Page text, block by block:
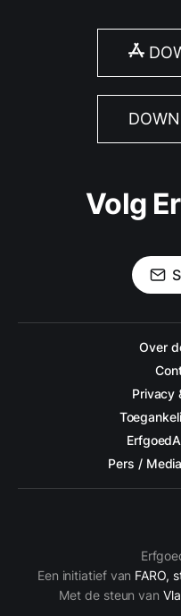
Volg
Over
Privacy
Pers /
Een initiatief van FARO,
Met de steun van